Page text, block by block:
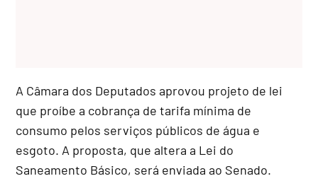
A Câmara dos Deputados aprovou projeto de lei
que proíbe a cobrança de tarifa mínima de
consumo pelos serviços públicos de água e
esgoto. A proposta, que altera a Lei do
Saneamento Básico, será enviada ao Senado.